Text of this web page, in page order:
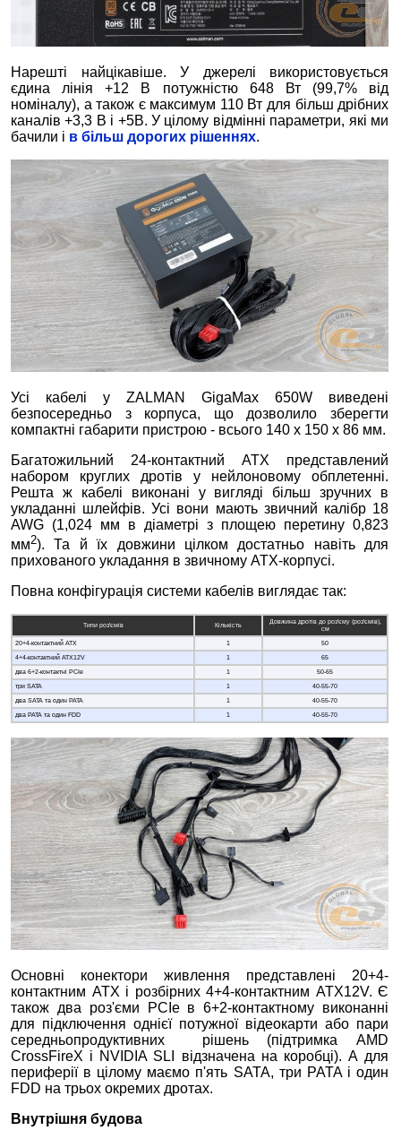
Нарешті найцікавіше. У джерелі використовується
єдина лінія +12 В потужністю 648 Вт (99,7% від
номіналу), а також є максимум 110 Вт для більш дрібних
каналів +3,3 В і +5В. У цілому відмінні параметри, які ми
бачили і в більш дорогих рішеннях.
Усі кабелі у ZALMAN GigaMax 650W виведені
безпосередньо з корпуса, що дозволило зберегти
компактні габарити пристрою - всього 140 х 150 х 86 мм.
Багатожильний 24-контактний ATX представлений
набором круглих дротів у нейлоновому обплетенні.
Решта ж кабелі виконані у вигляді більш зручних в
укладанні шлейфів. Усі вони мають звичний калібр 18
AWG (1,024 мм в діаметрі з площею перетину 0,823
мм2). Та й їх довжини цілком достатньо навіть для
прихованого укладання в звичному ATX-корпусі.
Повна конфігурація системи кабелів виглядає так:
Типи роз'ємів Кількість
Довжина дротів до роз'єму (роз'ємів),
см
20+4-контактний ATX
1
50
4+4-контактний ATX12V
1
65
два 6+2-контактні PCIe
1
50-65
три SATA
1
40-55-70
два SATA та один PATA
1
40-55-70
два PATA та один FDD
1 40-55-70
Основні конектори живлення представлені 20+4-
контактним ATX і розбірних 4+4-контактним ATX12V. Є
також два роз'єми PCIe в 6+2-контактному виконанні
для підключення однієї потужної відеокарти або пари
середньопродуктивних рішень (підтримка AMD
CrossFireX і NVIDIA SLI відзначена на коробці). А для
периферії в цілому маємо п'ять SATA, три PATA і один
FDD на трьох окремих дротах.
Внутрішня будова